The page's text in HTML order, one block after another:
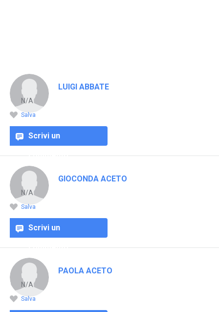
LUIGI ABBATE
N/A
Salva
Scrivi un
commento
GIOCONDA ACETO
N/A
Salva
Scrivi un
commento
PAOLA ACETO
N/A
Salva